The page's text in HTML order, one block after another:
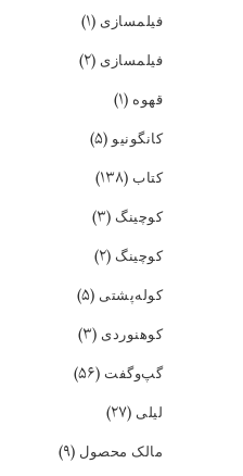
فیلمسازی (۱)
فیلمسازی (۲)
قهوه (۱)
کانگونیو (۵)
کتاب (۱۳۸)
کوچینگ (۳)
کوچینگ (۲)
کوله‌پشتی (۵)
کوهنوردی (۳)
گپ‌و‌گفت (۵۶)
لیلی (۲۷)
مالک محصول (۹)